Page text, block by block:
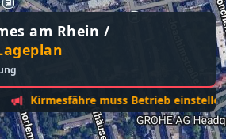
am Rhein /
Kirmesfähre muss Betrieb einstellen -